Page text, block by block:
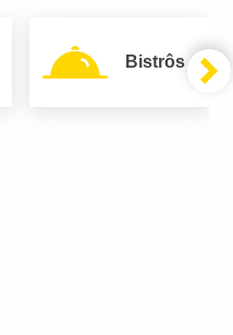
Bistrôs